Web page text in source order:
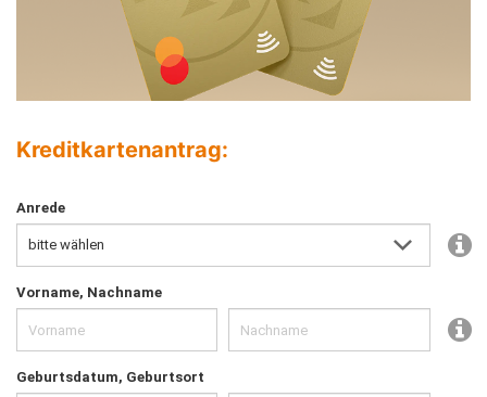
Kreditkartenantrag: